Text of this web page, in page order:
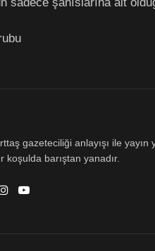
gazeteciliği anlayışı ile
koşulda barıştan yanadır.